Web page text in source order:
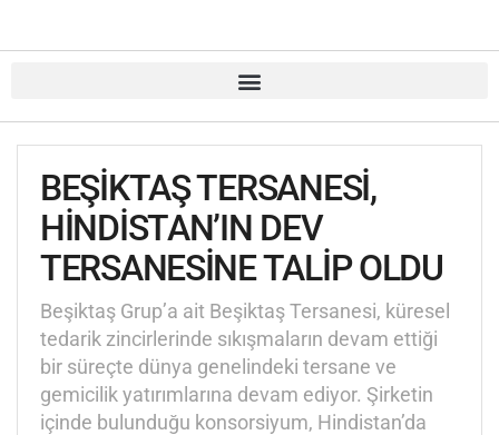
BEŞİKTAŞ TERSANESİ,
HİNDİSTAN’IN DEV
TERSANESİNE TALİP OLDU
Beşiktaş Grup’a ait Beşiktaş Tersanesi, küresel
tedarik zincirlerinde sıkışmaların devam ettiği
bir süreçte dünya genelindeki tersane ve
gemicilik yatırımlarına devam ediyor. Şirketin
içinde bulunduğu konsorsiyum, Hindistan’da